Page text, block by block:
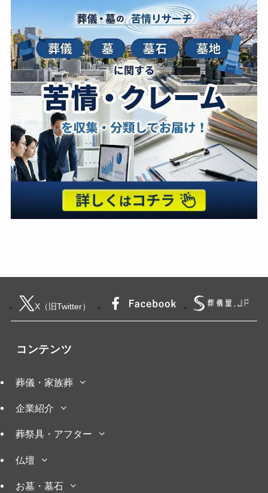
X（旧Twitter）
コンテンツ
葬儀・家族葬
企業紹介
葬祭具・アフター
仏壇
お墓・墓石